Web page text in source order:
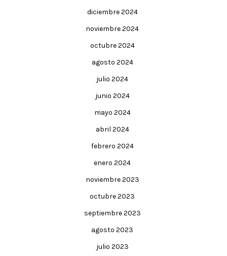
diciembre 2024
noviembre 2024
octubre 2024
agosto 2024
julio 2024
junio 2024
mayo 2024
abril 2024
febrero 2024
enero 2024
noviembre 2023
octubre 2023
septiembre 2023
agosto 2023
julio 2023